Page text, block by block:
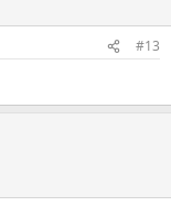
#13